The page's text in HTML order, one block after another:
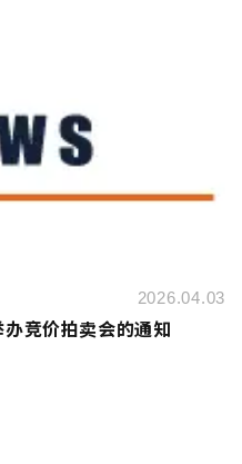
2026.04.03
办竞价拍卖会的通知